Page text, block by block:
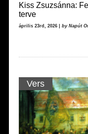
Kiss Zsuzsánna:
terve
április 23rd, 2026 | by Napút
Vers